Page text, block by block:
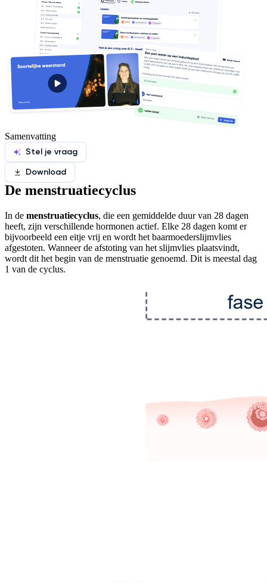
Samenvatting
Stel je vraag
Download
De menstruatiecyclus
In de menstruatiecyclus, die een gemiddelde duur van 28 dagen
heeft, zijn verschillende hormonen actief. Elke 28 dagen komt er
bijvoorbeeld een eitje vrij en wordt het baarmoederslijmvlies
afgestoten. Wanneer de afstoting van het slijmvlies plaatsvindt,
wordt dit het begin van de menstruatie genoemd. Dit is meestal dag
1 van de cyclus.